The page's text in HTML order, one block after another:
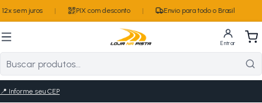
sem juros PIX com desconto Envio para todo o Brasil
Entrar
📍 Informe seu CEP